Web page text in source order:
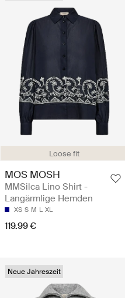
Loose fit
MOS MOSH
MMSilca Lino Shirt -
Langärmlige Hemden
XS S M L XL
119.99 €
Neue Jahreszeit